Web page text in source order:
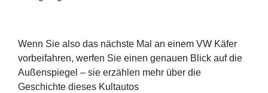
Wenn Sie also das nächste Mal an einem VW Käfer
vorbeifahren, werfen Sie einen genauen Blick auf die
Außenspiegel – sie erzählen mehr über die
Geschichte dieses Kultautos